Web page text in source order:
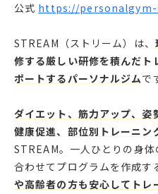
公式 https://
STREAM（ストリーム）は、
修する厳しい研修を積んだト
ポートするパーソナルジムで
ダイエット、筋力アップ、姿
健康促進、部位別トレーニン
STREAM。一人ひとりの身
合わせてプログラムを作成す
や高齢者の方も安心してトレ